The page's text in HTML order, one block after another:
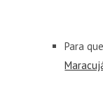
Para